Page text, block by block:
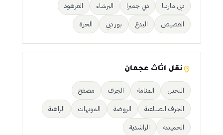
دبي مارينا دبي جميرا البرشاء
القرهود
القصيص
البدع بور دبي الحرة
نقل اثاث عجمان
النخيل المنامة الجرف
مصفح
الجرف الصناعية
الروضة المويهات
الزاهية
الحميدية
الراشدية